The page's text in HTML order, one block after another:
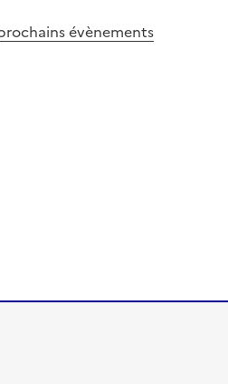
évènements